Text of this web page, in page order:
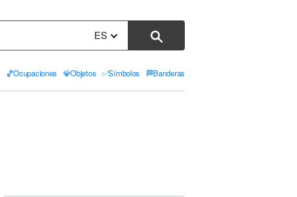
ES
🏀Ocupaciones 💎Objetos ✅Símbolos 🏁Banderas